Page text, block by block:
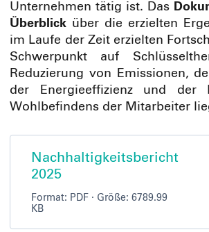
Unternehmen tätig ist. Das
Überblick über die erzielten
im Laufe der Zeit erzielten
Schwerpunkt auf
Reduzierung von Emissionen,
der Energieeffizienz und der
Wohlbefindens der Mitarbeiter
Nachhaltigkeitsbericht
2025
Format: PDF · Größe: 6789.99
KB